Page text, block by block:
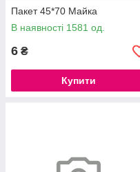
Пакет 45*70 Майка
В наявності 1581 од.
6 ₴
Купити